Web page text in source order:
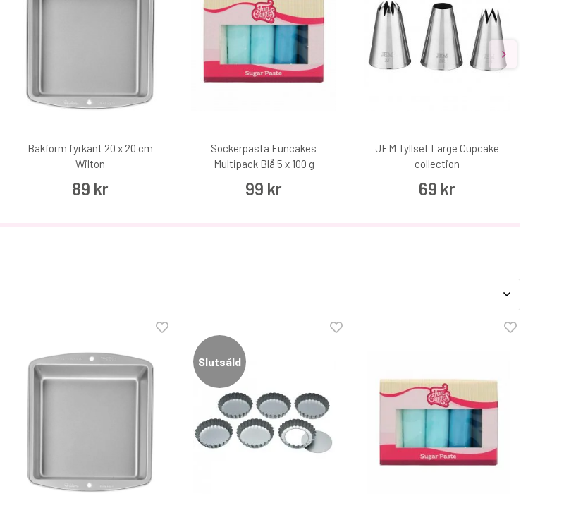
Bakform fyrkant 20 x 20 cm
Wilton
89 kr
Sockerpasta Funcakes
Multipack Blå 5 x 100 g
99 kr
JEM Tyllset Large Cupcake
collection
69 kr
Slutsåld